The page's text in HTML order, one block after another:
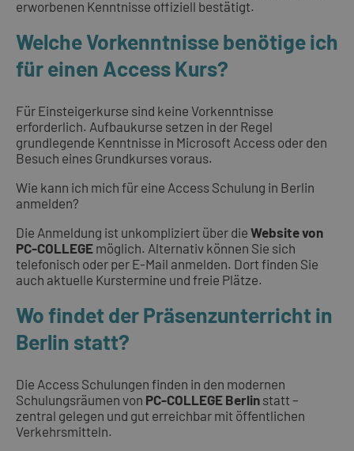
erworbenen Kenntnisse offiziell bestätigt.
Welche Vorkenntnisse benötige ich
für einen Access Kurs?
Für Einsteigerkurse sind keine Vorkenntnisse
erforderlich. Aufbaukurse setzen in der Regel
grundlegende Kenntnisse in Microsoft Access oder den
Besuch eines Grundkurses voraus.
Wie kann ich mich für eine Access Schulung in Berlin
anmelden?
Die Anmeldung ist unkompliziert über die Website von
PC-COLLEGE möglich. Alternativ können Sie sich
telefonisch oder per E-Mail anmelden. Dort finden Sie
auch aktuelle Kurstermine und freie Plätze.
Wo findet der Präsenzunterricht in
Berlin statt?
Die Access Schulungen finden in den modernen
Schulungsräumen von PC-COLLEGE Berlin statt –
zentral gelegen und gut erreichbar mit öffentlichen
Verkehrsmitteln.